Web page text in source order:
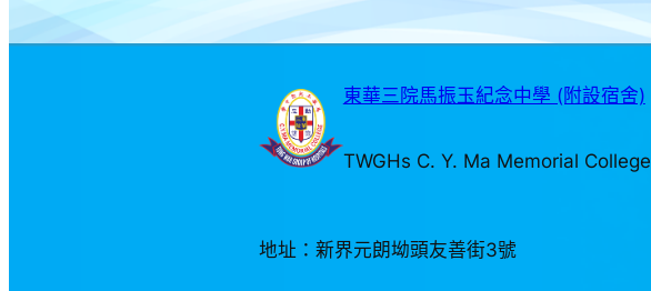
東華三院馬振玉紀念中學 (附設宿舍)
TWGHs C. Y. Ma Memorial College
地址：新界元朗坳頭友善街3號